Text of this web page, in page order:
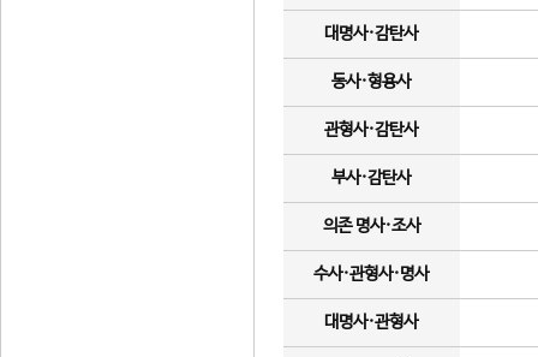
대명사·감탄사
동사·형용사
관형사·감탄사
부사·감탄사
의존 명사·조사
수사·관형사·명사
대명사·관형사